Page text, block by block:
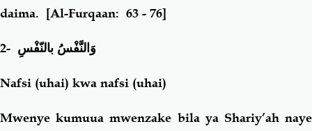
daima. [Al-Furqaan: 63 - 76]
2- وَالنَّفْسُ بالنّفْسِ
Nafsi (uhai) kwa nafsi (uhai)
Mwenye kumuua mwenzake bila ya Shariy’ah naye